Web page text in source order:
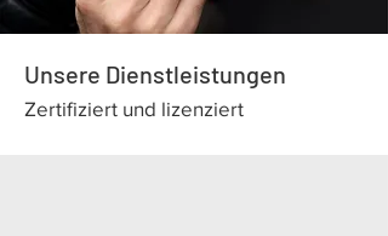
Unsere Dienstleistungen
Zertifiziert und lizenziert